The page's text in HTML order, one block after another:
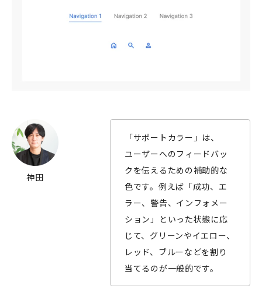
神田
「サポートカラー」は、
ユーザーへのフィードバッ
クを伝えるための補助的な
色です。例えば「成功、エ
ラー、警告、インフォメー
ション」といった状態に応
じて、グリーンやイエロー、
レッド、ブルーなどを割り
当てるのが一般的です。